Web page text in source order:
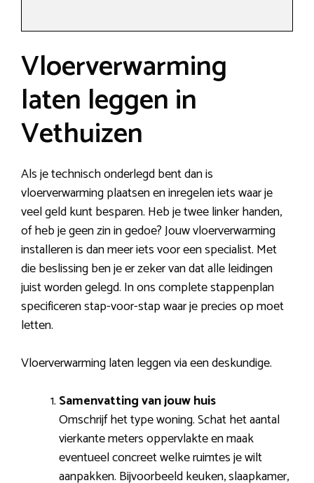
Vloerverwarming
laten leggen in
Vethuizen
Als je technisch onderlegd bent dan is
vloerverwarming plaatsen en inregelen iets waar je
veel geld kunt besparen. Heb je twee linker handen,
of heb je geen zin in gedoe? Jouw vloerverwarming
installeren is dan meer iets voor een specialist. Met
die beslissing ben je er zeker van dat alle leidingen
juist worden gelegd. In ons complete stappenplan
specificeren stap-voor-stap waar je precies op moet
letten.
Vloerverwarming laten leggen via een deskundige.
Samenvatting van jouw huis
Omschrijf het type woning. Schat het aantal
vierkante meters oppervlakte en maak
eventueel concreet welke ruimtes je wilt
aanpakken. Bijvoorbeeld keuken, slaapkamer,